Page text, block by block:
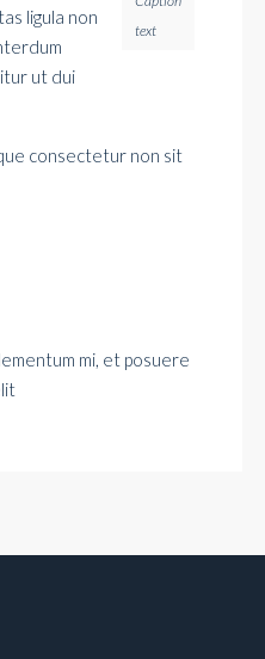
text
ligula non
ut dui
consectetur non sit
mi, et posuere